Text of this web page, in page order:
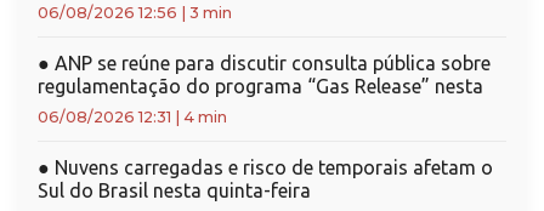
06/08/2026 12:56 3 min
● ANP se reúne para discutir consulta pública sobre
regulamentação do programa “Gas Release” nesta
06/08/2026 12:31 4 min
● Nuvens carregadas e risco de temporais afetam o
Sul do Brasil nesta quinta-feira